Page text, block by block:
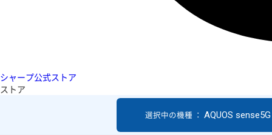
シャープ公式ストア
ストア
選択中の機種 ： AQUOS